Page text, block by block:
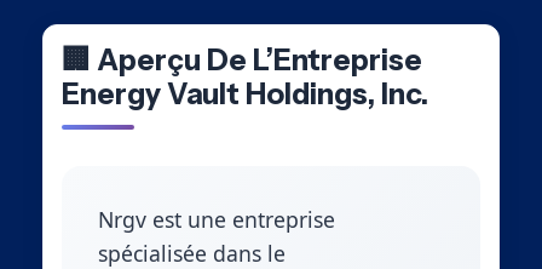
🏢 Aperçu De L’Entreprise
Energy Vault Holdings, Inc.
Nrgv est une entreprise
spécialisée dans le